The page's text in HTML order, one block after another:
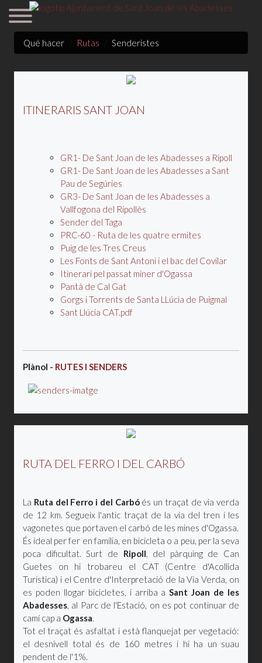
Qué hacer Rutas Senderistes
ITINERARIS SANT JOAN
GR1- De Sant Joan de les Abadesses a Ripoll
GR1- De Sant Joan de les Abadesses a Sant
Pau de Segúries
GR3- De Sant Joan de les Abadesses a
Vallfogona del Ripollès
Sender del Taga
PRC-60 - Ruta de les quatre ermites
Puig de les Tres Creus
Les Fonts de Sant Antoni i el bac del Covilar
Itinerari pel passat miner d'Ogassa
Pantà de Cal Gat
Gorgs i Torrents de Santa LLúcia de Puigmal
Sant Llúcia CAT.pdf
Plànol - RUTES I SENDERS
RUTA DEL FERRO I DEL CARBÓ
La Ruta del Ferro i del Carbóés un traçat de via verda
de 12 km. Segueix l'antic traçat de la via del tren i les
vagonetes que portaven el carbó de les mines d'Ogassa.
És ideal per fer en família, en bicicleta o a peu, per la seva
poca dificultat. Surt de Ripoll, del pàrquing de Can
Guetes on hi trobareu el CAT (Centre d'Acollida
Turística) i el Centre d'Interpretació de la Via Verda, on
es poden llogar bicicletes, i arriba aSant Joan de les
Abadesses, al Parc de l'Estació, on es pot continuar de
camí cap a Ogassa.
Tot el traçat és asfaltat i està flanquejat per vegetació:
el desnivell total és de 160 metres i hi ha un suau
pendent de l'1%.